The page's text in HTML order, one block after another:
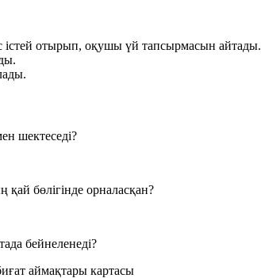
отырып, оқушы үй тапсырмасын айтады.
шектеседі?
бөлігінде орналасқан?
бейнеленеді?
аймақтары картасы